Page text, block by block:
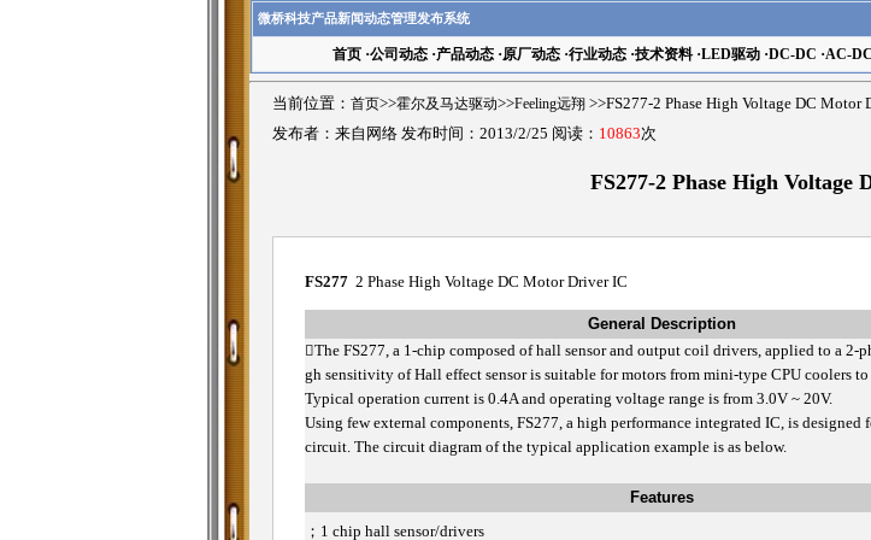
微桥科技产品新闻动态管理发布系统
首页·公司动态·产品动态·原厂动态·行业动态·技术资料·LED驱动·DC-DC ·AC-DC
当前位置： 首页>>霍尔及马达驱动>>Feeling远翔 >>FS277-2 Phase High Voltage DC
发布者：来自网络 发布时间：2013/2/25 阅读： 10863次
FS277-2 Phase High
FS2772 Phase High Voltage DC Motor Driver IC
General Description
The FS277, a 1-chip composed of hall sensor and output coil drivers, applied to a 2-
gh sensitivity of Hall effect sensor is suitable for motors from mini-type CPU coolers to
Typical operation current is 0.4A and operating voltage range is from 3.0V ~ 20V.
Using few external components, FS277, a high performance integrated IC, is designed
circuit. The circuit diagram of the typical application example is as below.
Features
； 1 chip hall sensor/drivers